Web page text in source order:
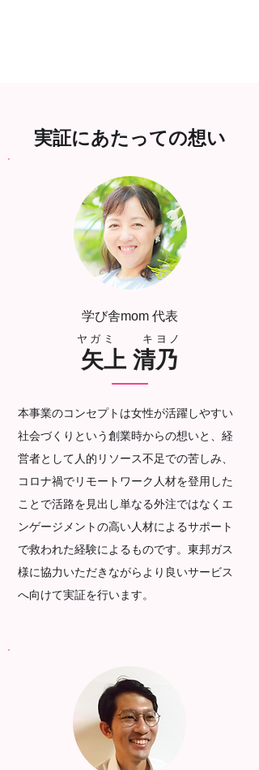
実証にあたっての想い
学び舎mom 代表
ヤガミ キヨノ
矢上 清乃
本事業のコンセプトは女性が活躍しやすい
社会づくりという創業時からの想いと、経
営者として人的リソース不足での苦しみ、
コロナ禍でリモートワーク人材を登用した
ことで活路を見出し単なる外注ではなくエ
ンゲージメントの高い人材によるサポート
で救われた経験によるものです。東邦ガス
様に協力いただきながらより良いサービス
へ向けて実証を行います。